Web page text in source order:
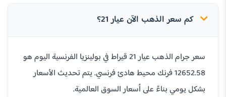
كم سعر الذهب الآن عيار 21؟
سعر جرام الذهب عيار 21 قيراط في بولينزيا الفرنسية اليوم هو
12652.58 فرنك محيط هادئ فرنسي. يتم تحديث الأسعار
بشكل يومي بناءً على أسعار السوق العالمية.